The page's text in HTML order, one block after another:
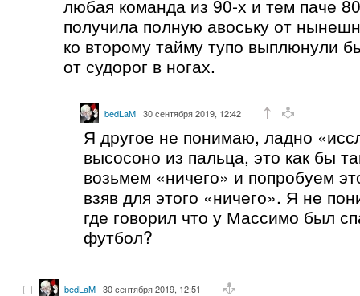
любая команда из 90-х и тем паче
получила полную авоську от
ко второму тайму тупо выплюнули
от судорог в ногах.
bedLaM 30 сентября 2019, 12:42
Я другое не понимаю, ладно
высосоно из пальца, это как бы
возьмем «ничего» и попробуем
взяв для этого «ничего». Я не
где говорил что у Массимо был
футбол?
bedLaM 30 сентября 2019, 12:51